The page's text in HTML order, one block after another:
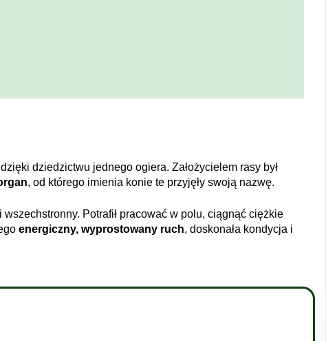
dziedzictwu jednego ogiera. Założycielem rasy był
, od którego imienia konie te przyjęły swoją nazwę.
wszechstronny. Potrafił pracować w polu, ciągnąć ciężkie
energiczny, wyprostowany ruch, doskonała kondycja i